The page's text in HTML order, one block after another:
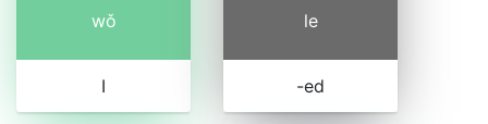
wǒ
I
le
-ed